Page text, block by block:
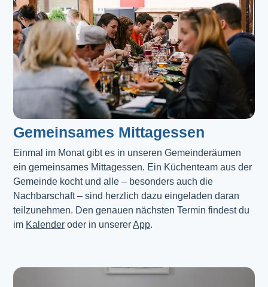
Gemeinsames Mittagessen
Einmal im Monat gibt es in unseren Gemeinderäumen
ein gemeinsames Mittagessen. Ein Küchenteam aus der
Gemeinde kocht und alle – besonders auch die
Nachbarschaft – sind herzlich dazu eingeladen daran
teilzunehmen. Den genauen nächsten Termin findest du
im Kalender oder in unserer App.